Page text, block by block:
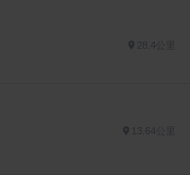
28.4公里
13.64公里